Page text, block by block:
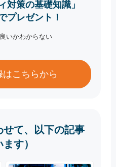
対策の基礎知識」
プレゼント！
いかわからない
こちらから
せて、以下の記事
す）